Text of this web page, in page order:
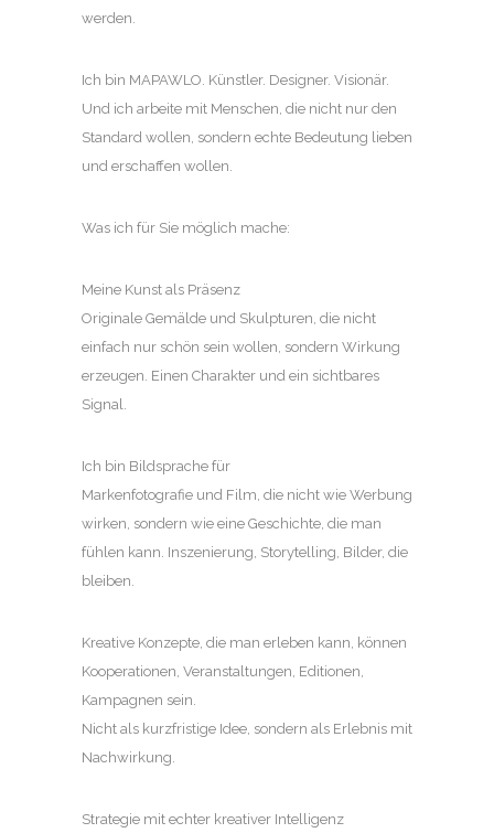
werden.
Ich bin MAPAWLO. Künstler. Designer. Visionär.
Und ich arbeite mit Menschen, die nicht nur den
Standard wollen, sondern echte Bedeutung lieben
und erschaffen wollen.
Was ich für Sie möglich mache:
Meine Kunst als Präsenz
Originale Gemälde und Skulpturen, die nicht
einfach nur schön sein wollen, sondern Wirkung
erzeugen. Einen Charakter und ein sichtbares
Signal.
Ich bin Bildsprache für
Markenfotografie und Film, die nicht wie Werbung
wirken, sondern wie eine Geschichte, die man
fühlen kann. Inszenierung, Storytelling, Bilder, die
bleiben.
Kreative Konzepte, die man erleben kann, können
Kooperationen, Veranstaltungen, Editionen,
Kampagnen sein.
Nicht als kurzfristige Idee, sondern als Erlebnis mit
Nachwirkung.
Strategie mit echter kreativer Intelligenz